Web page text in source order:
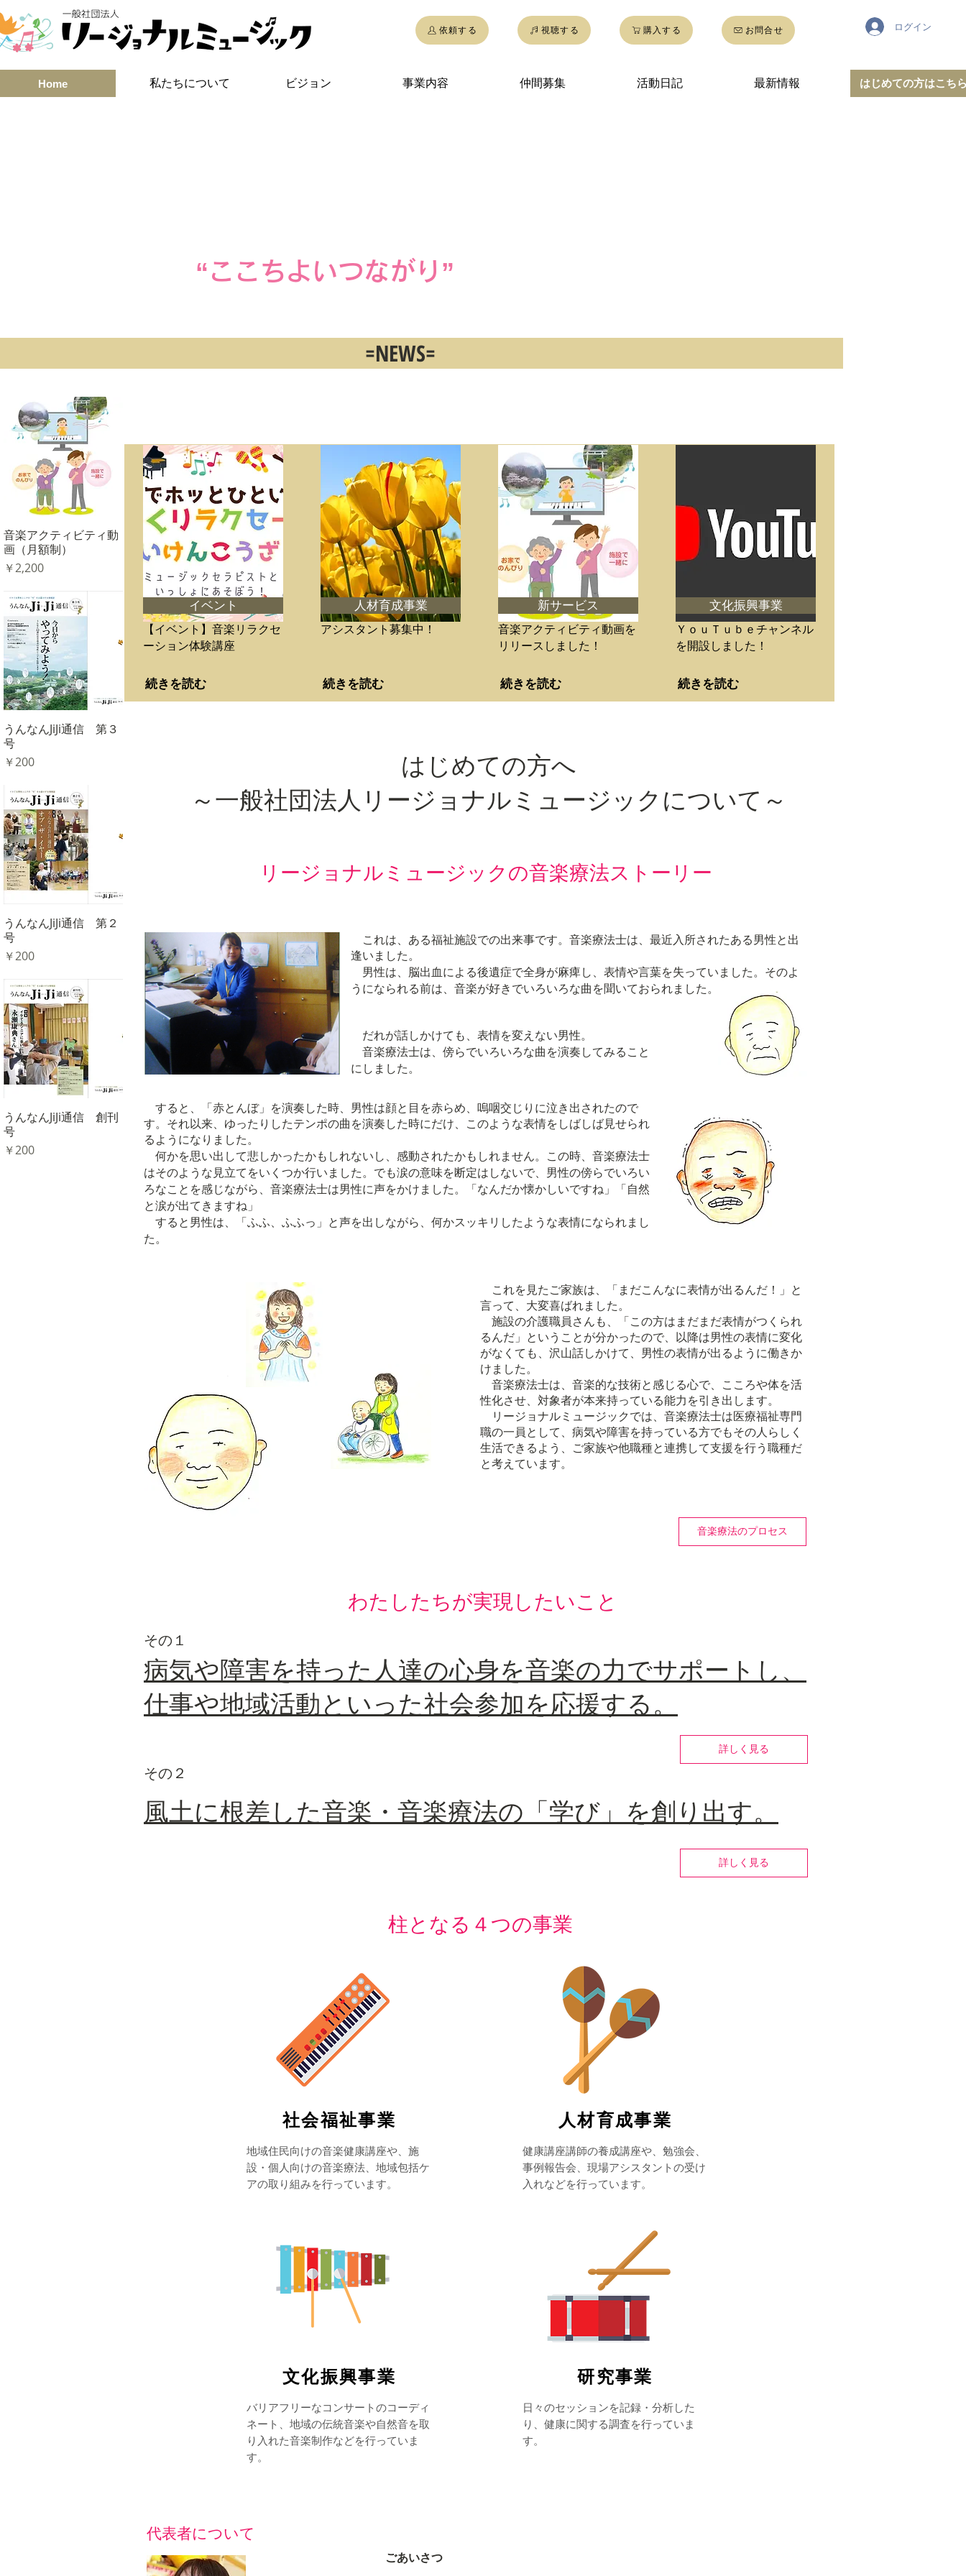
依頼する 視聴する 購入する お問合せ
Home 私たちについて ビジョン 事業内容 仲間募集 活動日記 最新情報
ログイン
はじめての方はこち
“ここちよいつながり”
=NEWS=
クイックビュー
音楽アクティビティ動
画（月額制）
価格
￥2,200
クイックビュー
うんなんJiJi通信 第３
号
価格
￥200
クイックビュー
うんなんJiJi通信 第２
号
価格
￥200
クイックビュー
うんなんJiJi通信 創刊
号
価格
￥200
イベント
【イベント】音楽リラクセ
ーション体験講座
続きを読む
人材育成事業
アシスタント募集中！
続きを読む
新サービス
音楽アクティビティ動画を
リリースしました！
続きを読む
文化振興事業
ＹｏｕＴｕｂｅチャンネル
を開設しました！
続きを読む
はじめての方へ
​～一般社団法人リージョナルミュージックについて～
​リージョナルミュージックの音楽療法ストーリー
これは、ある福祉施設での出来事です。音楽療法士は、最近入所されたある男性と出
逢いました。
男性は、脳出血による後遺症で全身が麻痺し、表情や言葉を失っていました。そのよ
うになられる前は、音楽が好きでいろいろな曲を聞いておられました。
だれが話しかけても、表情を変えない男性。
音楽療法士は、傍らでいろいろな曲を演奏してみること
にしました。
すると、「赤とんぼ」を演奏した時、男性は顔と目を赤らめ、嗚咽交じりに泣き出されたので
す。それ以来、ゆったりしたテンポの曲を演奏した時にだけ、このような表情をしばしば見せられ
るようになりました。
何かを思い出して悲しかったかもしれないし、感動されたかもしれません。この時、音楽療法士
はそのような見立てをいくつか行いました。でも涙の意味を断定はしないで、男性の傍らでいろい
ろなことを感じながら、音楽療法士は男性に声をかけました。「なんだか懐かしいですね」「自然
と涙が出てきますね」
​ すると男性は、「ふふ、ふふっ」と声を出しながら、何かスッキリしたような表情になられまし
た。
これを見たご家族は、「まだこんなに表情が出るんだ！」と
言って、大変喜ばれました。
施設の介護職員さんも、「この方はまだまだ表情がつくられ
るんだ」ということが分かったので、以降は男性の表情に変化
がなくても、沢山話しかけて、男性の表情が出るように働きか
けました。
音楽療法士は、音楽的な技術と感じる心で、こころや体を活
性化させ、対象者が本来持っている能力を引き出します。
リージョナルミュージックでは、音楽療法士は医療福祉専門
職の一員として、病気や障害を持っている方でもその人らしく
生活できるよう、ご家族や他職種と連携して支援を行う職種だ
と考えています。
音楽療法のプロセス
​わたしたちが実現したいこと
​その１
​病気や障害を持った人達の心身を音楽の力でサポートし、
仕事や地域活動といった社会参加を応援する。
詳しく見る
​その２
​風土に根差した音楽・音楽療法の「学び」を創り出す。
詳しく見る
​柱となる４つの事業
​社会福祉事業
​地域住民向けの音楽健康講座や、施
設・個人向けの音楽療法、地域包括ケ
アの取り組みを行っています。
​文化振興事業
バリアフリーなコンサートのコーディ
ネート、地域の伝統音楽や自然音を取
り入れた音楽制作などを行っていま
す。
​人材育成事業
​健康講座講師の養成講座や、勉強会、
事例報告会、現場アシスタントの受け
入れなどを行っています。
​研究事業
​日々のセッションを記録・分析した
り、健康に関する調査を行っていま
す。
​代表者について
ごあいさつ